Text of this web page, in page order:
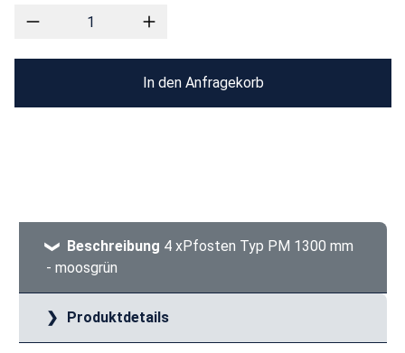
In den Anfragekorb
Beschreibung 4 xPfosten Typ PM 1300 mm
- moosgrün
Produktdetails